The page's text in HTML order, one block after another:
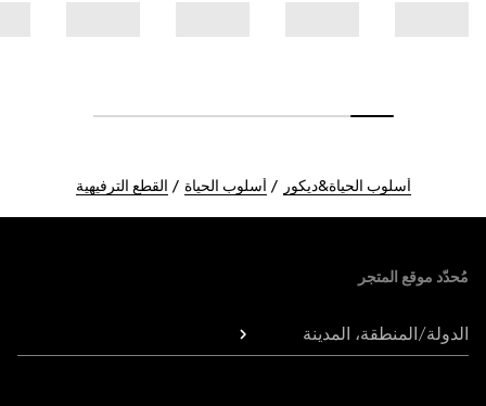
أسلوب الحياة&ديكور أسلوب الحياة القطع الترفيهية
مُحدّد موقع المتجر
الدولة/المنطقة، المدينة